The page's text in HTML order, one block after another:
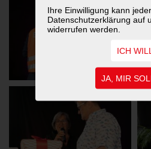
Ihre Einwilligung kann
Datenschutzerklärung auf
widerrufen werden.
ICH
JA, MIR